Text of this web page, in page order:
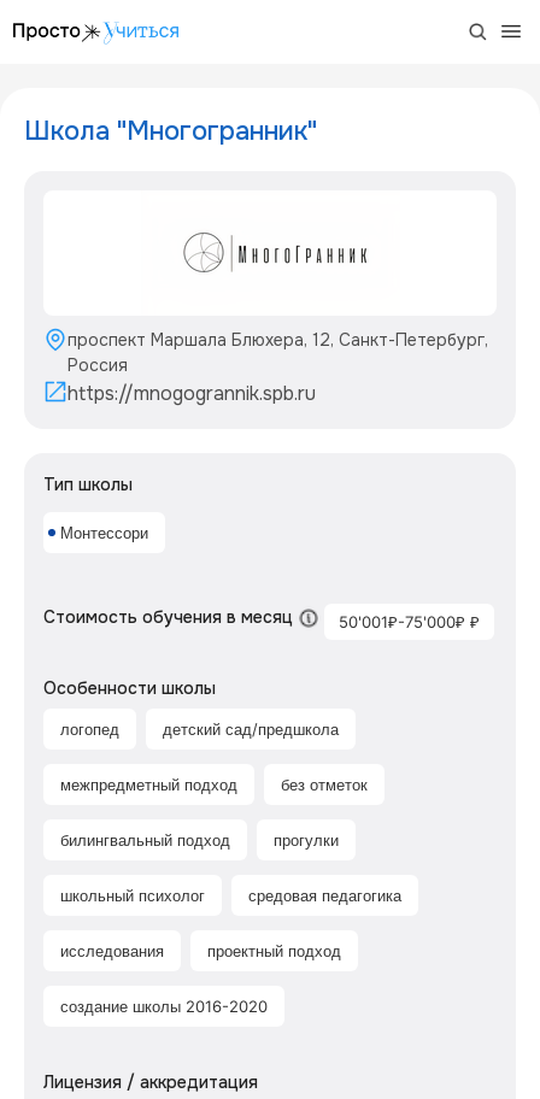
Школа "Многогранник"
проспект Маршала Блюхера, 12, Санкт-Петербург,
Россия
https://mnogogrannik.spb.ru
Тип школы
Монтессори
Стоимость обучения в месяц 50'001₽-75'000₽ ₽
Особенности школы
логопед детский сад/предшкола
межпредметный подход без отметок
билингвальный подход прогулки
школьный психолог средовая педагогика
исследования проектный подход
создание школы 2016-2020
Лицензия / аккредитация